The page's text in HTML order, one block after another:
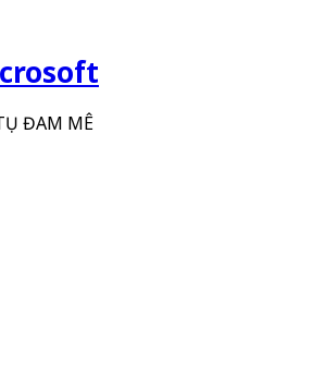
ĐAM MÊ